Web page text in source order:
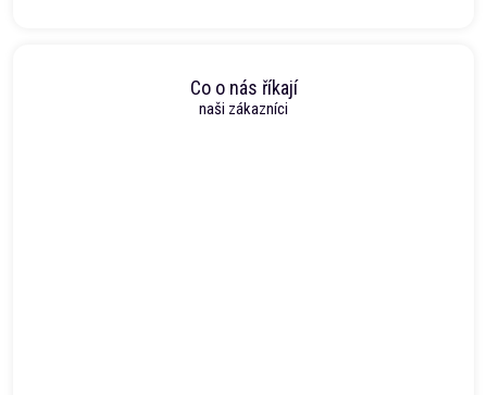
Co o nás říkají
naši zákazníci